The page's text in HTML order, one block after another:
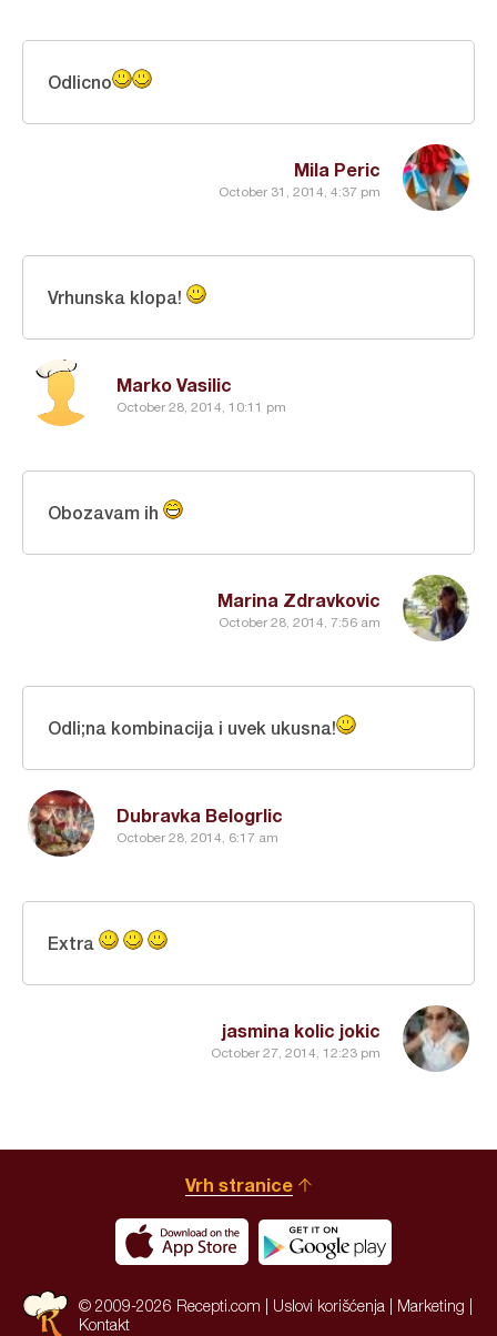
Mila Peric
October 31, 2014, 4:37 pm
Odlicno
Marko Vasilic
October 28, 2014, 10:11 pm
Vrhunska klopa!
Marina Zdravkovic
October 28, 2014, 7:56 am
Obozavam ih
Dubravka Belogrlic
October 28, 2014, 6:17 am
Odli;na kombinacija i uvek ukusna!
jasmina kolic jokic
October 27, 2014, 12:23 pm
Extra
Vrh stranice
© 2009-2026 Recepti.com | Uslovi korišćenja Marketing
Kontakt